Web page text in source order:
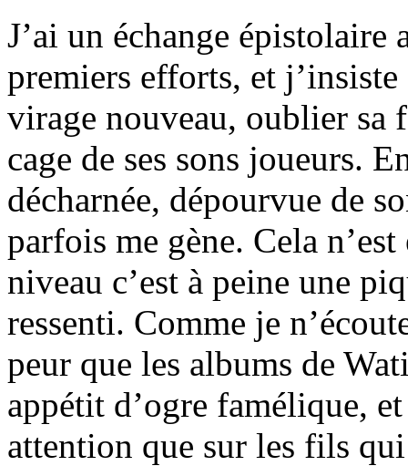
J’ai un échange épistolaire
premiers efforts, et
virage nouveau, oublier sa
cage de ses sons joueurs.
décharnée, dépourvue de
parfois me gène. Cela
niveau c’est à peine une
ressenti. Comme je
peur que les albums de
appétit d’ogre famélique,
attention que sur les fils